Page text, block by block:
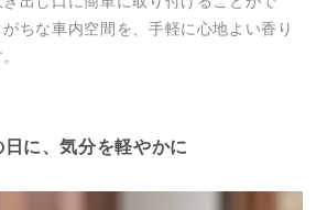
ちな車内空間を、手軽に心地よい香り
に、気分を軽やかに